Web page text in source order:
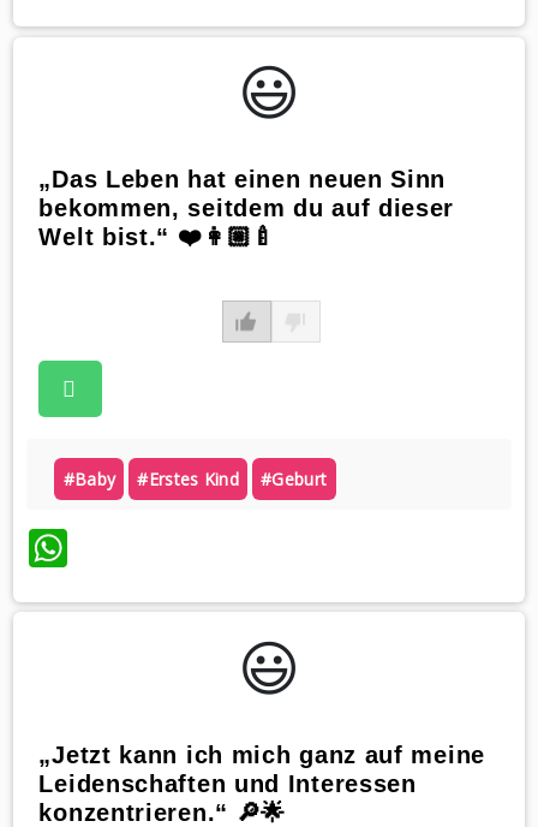
😃️
„Das Leben hat einen neuen Sinn
bekommen, seitdem du auf dieser
Welt bist.“ ❤️👩🏼‍🍼
#baby #erstes Kind #geburt
WhatsApp
😃️
„Jetzt kann ich mich ganz auf meine
Leidenschaften und Interessen
konzentrieren.“ 🔎🌟